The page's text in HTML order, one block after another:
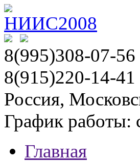
8(995)308-07-56
8(915)220-14-41
Россия,
График работы:
Главная